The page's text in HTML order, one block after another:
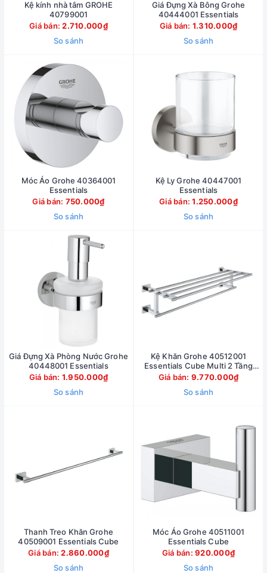
Kệ kính nhà tắm GROHE
40799001
Giá bán:2.710.000₫
So sánh
Giá Đựng Xà Bông Grohe
40444001 Essentials
Giá bán: 1.310.000₫
So sánh
Móc Áo Grohe 40364001
Essentials
Giá bán: 750.000₫
So sánh
Kệ Ly Grohe 40447001
Essentials
Giá bán:1.250.000₫
So sánh
Giá Đựng Xà Phòng Nước Grohe
40448001 Essentials
Giá bán: 1.950.000₫
So sánh
Kệ Khăn Grohe 40512001
Essentials Cube Multi 2 Tầng
558mm
Giá bán: 9.770.000₫
So sánh
Thanh Treo Khăn Grohe
40509001 Essentials Cube
Giá bán:2.860.000₫
So sánh
Móc Áo Grohe 40511001
Essentials Cube
Giá bán:920.000₫
So sánh